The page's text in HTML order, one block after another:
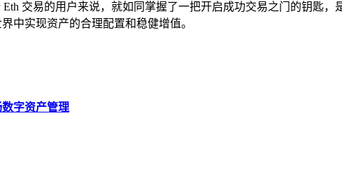
交易的用户来说，就如同掌握了一把开启成功交易之门的钥匙
中实现资产的合理配置和稳健增值。
字资产管理